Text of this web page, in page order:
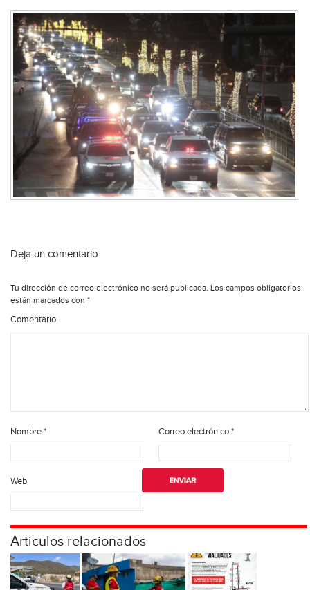
Deja un comentario
Tu dirección de correo electrónico no será publicada. Los campos obligatorios
están marcados con *
Comentario
Nombre* Correo electrónico*
Web
Articulos relacionados